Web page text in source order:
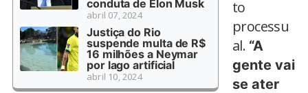
conduta de Elon Musk
abril 07, 2024
Justiça do Rio
suspende multa de R$
16 milhões a Neymar
por lago artificial
abril 10, 2024
to
processu
al. “A
gente vai
se ater